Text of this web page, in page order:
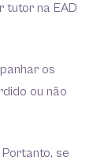
tutor na EAD
os
ou não
se